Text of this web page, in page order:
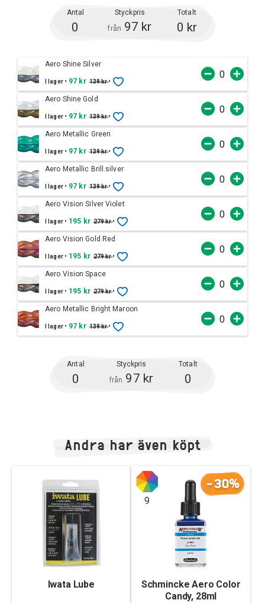
Antal Styckpris Totalt
0 från 97 kr 0 kr
Aero Shine Silver
I lager • 97 kr 139 kr•
Aero Shine Gold
I lager • 97 kr 139 kr•
Aero Metallic Green
I lager • 97 kr 139 kr•
Aero Metallic Brill.silver
I lager • 97 kr 139 kr•
Aero Vision Silver Violet
I lager • 195 kr 279 kr•
Aero Vision Gold Red
I lager • 195 kr 279 kr•
Aero Vision Space
I lager • 195 kr 279 kr•
Aero Metallic Bright Maroon
I lager • 97 kr 139 kr•
Antal Styckpris Totalt
0 från 97 kr 0
Andra har även köpt
Iwata Lube
-30%
9
Schmincke Aero Color
Candy, 28ml